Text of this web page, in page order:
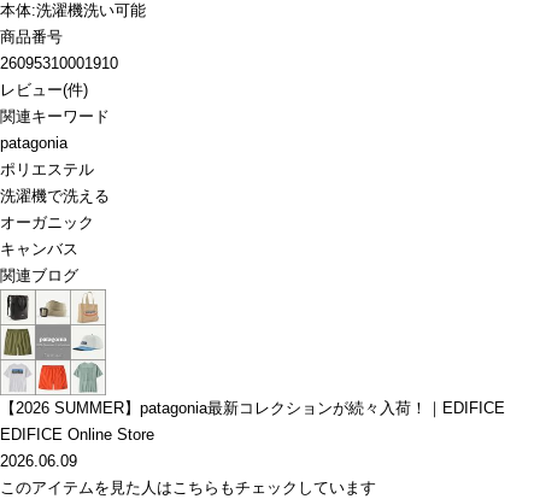
本体:洗濯機洗い可能
商品番号
26095310001910
レビュー(件)
関連キーワード
patagonia
ポリエステル
洗濯機で洗える
オーガニック
キャンバス
関連ブログ
【2026 SUMMER】patagonia最新コレクションが続々入荷！｜EDIFICE
EDIFICE Online Store
2026.06.09
このアイテムを見た人はこちらもチェックしています